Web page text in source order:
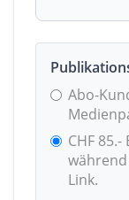
Abo-
CHF
Link.